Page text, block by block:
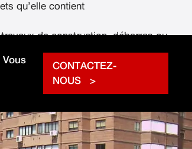
qu’elle contient
de construction, débarras ou
Vous
CONTACTEZ-
NOUS